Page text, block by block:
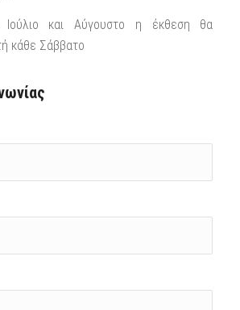
Ιούλιο και Αύγουστο η έκθεση θα
κάθε Σάββατο